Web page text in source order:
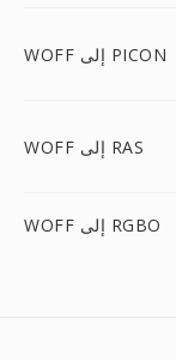
WOFF إلى PICON
WOFF إلى RAS
WOFF إلى RGBO